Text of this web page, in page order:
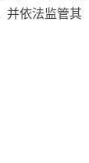
并依法监管其